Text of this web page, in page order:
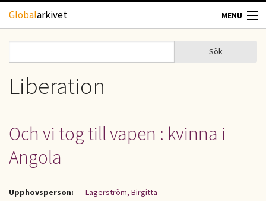
Hoppa till huvudinnehåll
Globalarkivet MENU
TIDSKRIFTER
GEOGRAFI
UPPHOVSRÄTT
Sökformulär
Sök
Liberation
Och vi tog till vapen : kvinna i
Angola
Upphovsperson:
Lagerström, Birgitta